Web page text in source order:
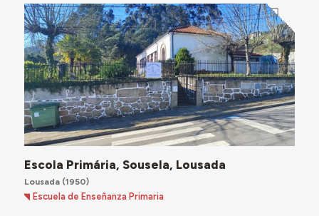
Escola Primária, Sousela, Lousada
Lousada(1950)
Escuela de Enseñanza Primaria